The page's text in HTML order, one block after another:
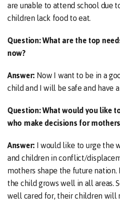
are unable to attend school due
children lack food to eat.
Question: What are the top
now?
Answer:Now I want to be in a
child and I will be safe and have
Question: What would you like
who make decisions for
Answer:I would like to urge the
and children in conflict/
mothers shape the future nation.
the child grows well in all areas.
well cared for, their children will